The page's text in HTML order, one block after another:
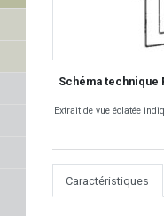
Schéma technique
Extrait de vue éclatée
Caractéristiques